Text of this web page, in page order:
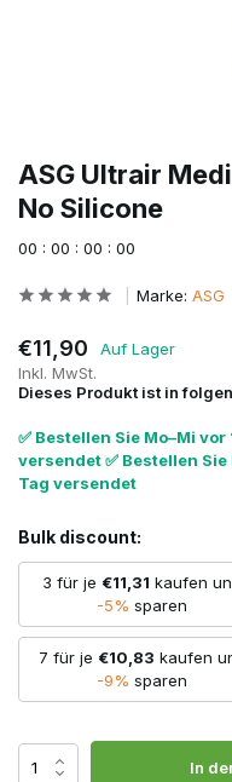
ASG Ultrair
No Silicone
00 : 00 : 00 : 00
Marke: ASG
€11,90
Auf Lager
Inkl. MwSt.
Dieses Produkt ist in
✅ Bestellen Sie Mo–Mi
versendet ✅ Bestellen
Tag versendet
Bulk discount:
3 für je €11,31 kaufen
-5% sparen
7 für je €10,83 kaufen
-9% sparen
In